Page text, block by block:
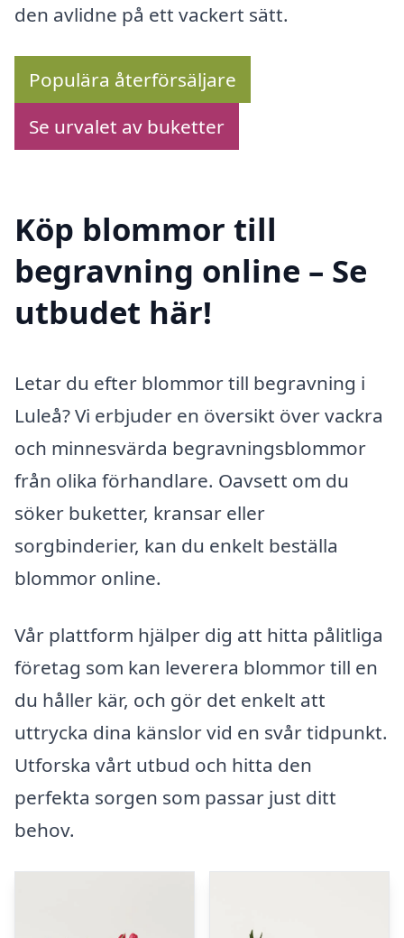
den avlidne på ett vackert sätt.
Populära återförsäljare
Se urvalet av buketter
Köp blommor till
begravning online – Se
utbudet här!
Letar du efter blommor till begravning i
Luleå? Vi erbjuder en översikt över vackra
och minnesvärda begravningsblommor
från olika förhandlare. Oavsett om du
söker buketter, kransar eller
sorgbinderier, kan du enkelt beställa
blommor online.
Vår plattform hjälper dig att hitta pålitliga
företag som kan leverera blommor till en
du håller kär, och gör det enkelt att
uttrycka dina känslor vid en svår tidpunkt.
Utforska vårt utbud och hitta den
perfekta sorgen som passar just ditt
behov.